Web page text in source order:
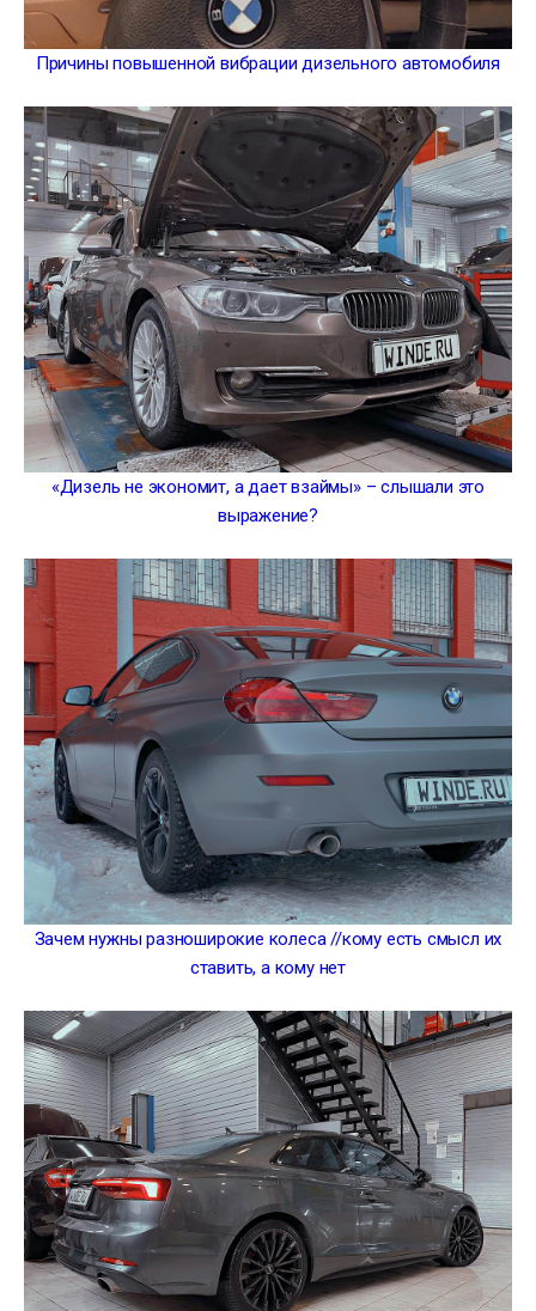
Причины повышенной вибрации дизельного автомобиля
«Дизель не экономит, а дает взаймы» – слышали это
выражение?
Зачем нужны разноширокие колеса //кому есть смысл их
ставить, а кому нет